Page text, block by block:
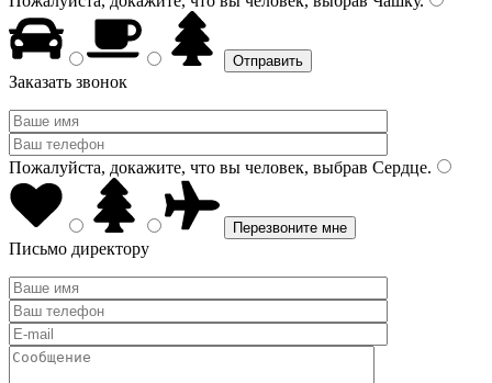
Заказать звонок
Пожалуйста, докажите, что вы человек, выбрав Сердце.
Письмо директору